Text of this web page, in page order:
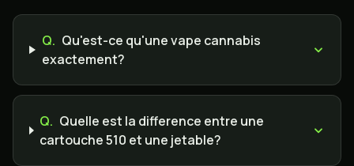
Q. Qu'est-ce qu'une vape cannabis
exactement?
Q. Quelle est la difference entre une
cartouche 510 et une jetable?